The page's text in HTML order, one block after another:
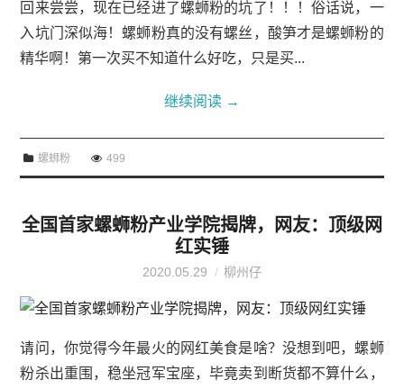
回来尝尝，现在已经进了螺蛳粉的坑了！！！俗话说，一
入坑门深似海！螺蛳粉真的没有螺丝，酸笋才是螺蛳粉的
精华啊！第一次买不知道什么好吃，只是买...
继续阅读 →
螺蛳粉 499
全国首家螺蛳粉产业学院揭牌，网友：顶级网
红实锤
2020.05.29 柳州仔
请问，你觉得今年最火的网红美食是啥？没想到吧，螺蛳
粉杀出重围，稳坐冠军宝座，毕竟卖到断货都不算什么，